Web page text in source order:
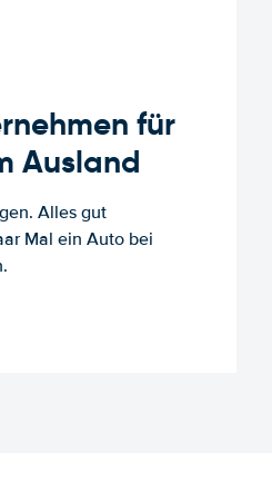
für
Ausland
Alles gut
Mal ein Auto bei